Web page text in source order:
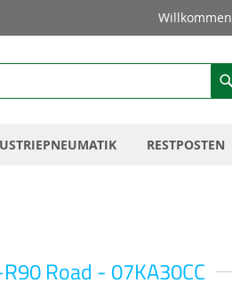
Willkommen
RESTPOSTEN
Road - 07KA30CC